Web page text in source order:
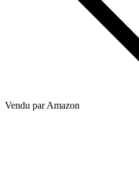
Vendu parAmazon